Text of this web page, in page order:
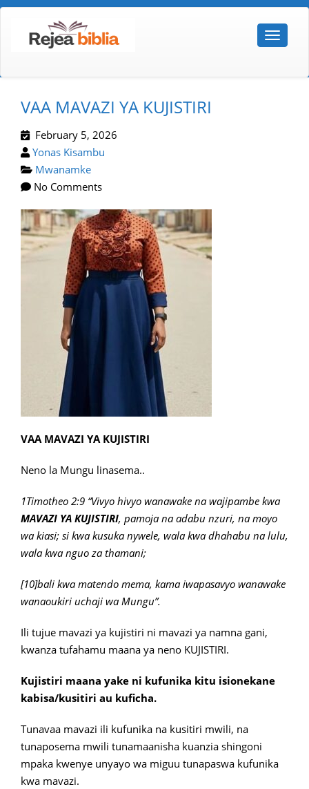
VAA MAVAZI YA KUJISTIRI
February 5, 2026
Yonas Kisambu
Mwanamke
No Comments
VAA MAVAZI YA KUJISTIRI
Neno la Mungu linasema..
1Timotheo 2:9 “Vivyo hivyo wanawake na wajipambe kwa
MAVAZI YA KUJISTIRI, pamoja na adabu nzuri, na moyo
wa kiasi; si kwa kusuka nywele, wala kwa dhahabu na lulu,
wala kwa nguo za thamani;
[10]bali kwa matendo mema, kama iwapasavyo wanawake
wanaoukiri uchaji wa Mungu”.
Ili tujue mavazi ya kujistiri ni mavazi ya namna gani,
kwanza tufahamu maana ya neno KUJISTIRI.
Kujistiri maana yake ni kufunika kitu isionekane
kabisa/kusitiri au kuficha.
Tunavaa mavazi ili kufunika na kusitiri mwili, na
tunaposema mwili tunamaanisha kuanzia shingoni
mpaka kwenye unyayo wa miguu tunapaswa kufunika
kwa mavazi.